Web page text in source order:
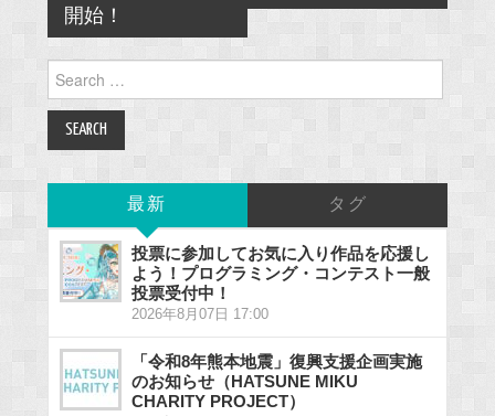
開始！
for:
最新 タグ
投票に参加してお気に入り作品を応援し
よう！プログラミング・コンテスト一般
投票受付中！
2026年8月07日 17:00
「令和8年熊本地震」復興支援企画実施
のお知らせ（HATSUNE MIKU
CHARITY PROJECT）